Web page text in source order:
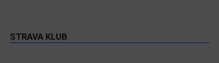
STRAVA KLUB